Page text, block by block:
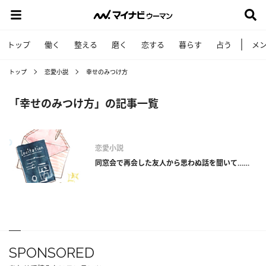
トップ 働く 整える 磨く 恋する 暮らす 占う メ
トップ 恋愛小説 幸せのみつけ方
「幸せのみつけ方」の記事一覧
恋愛小説
同窓会で再会した友人から思わぬ話を聞いて……
SPONSORED